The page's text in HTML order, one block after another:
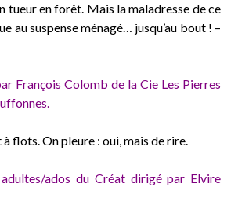
tueur en forêt. Mais la maladresse de ce
au suspense ménagé… jusqu’au bout ! –
François Colomb de la Cie Les Pierres
flots. On pleure : oui, mais de rire.
ados du Créat dirigé par Elvire